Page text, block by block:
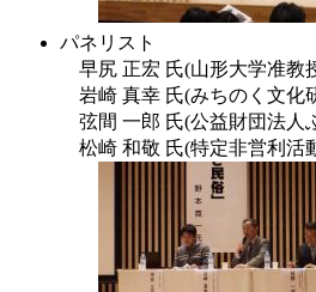
パネリスト
早尻 正宏 氏(山形大学准教
岩崎 真幸 氏(みちのく文化
弦間 一郎 氏(公益財団法人
松崎 和敬 氏(特定非営利活